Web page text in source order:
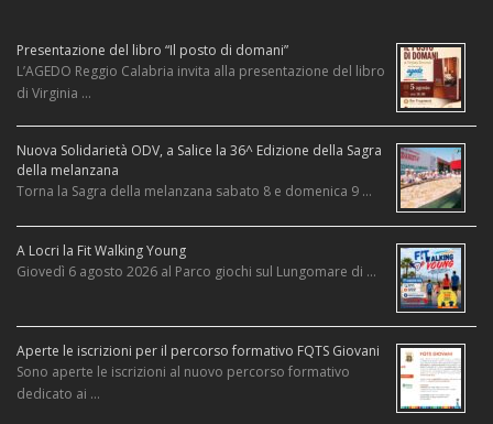
Presentazione del libro “Il posto di domani”
L’AGEDO Reggio Calabria invita alla presentazione del libro
di Virginia …
Nuova Solidarietà ODV, a Salice la 36^ Edizione della Sagra
della melanzana
Torna la Sagra della melanzana sabato 8 e domenica 9 …
A Locri la Fit Walking Young
Giovedì 6 agosto 2026 al Parco giochi sul Lungomare di …
Aperte le iscrizioni per il percorso formativo FQTS Giovani
Sono aperte le iscrizioni al nuovo percorso formativo
dedicato ai …